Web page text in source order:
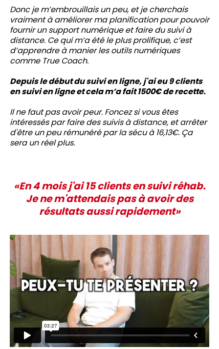
Donc je m’embrouillais un peu, et je cherchais
vraiment à améliorer ma planification pour pouvoir
fournir un support numérique et faire du suivi à
distance. Ce qui m’a été le plus prolifique, c’est
d’apprendre à manier les outils numériques
comme True Coach.
Depuis le début du suivi en ligne, j'ai eu 9 clients
en suivi en ligne et cela m’a fait 1500€ de recette.
Il ne faut pas avoir peur. Foncez si vous êtes
intéressés par faire des suivis à distance, et arrêter
d'être un peu rémunéré par la sécu à 16,13€. Ça
sera un réel plus.
«En 4 mois j'ai 15 clients en suivi réhab.
Je ne m'attendais pas à avoir des
résultats aussi rapidement»